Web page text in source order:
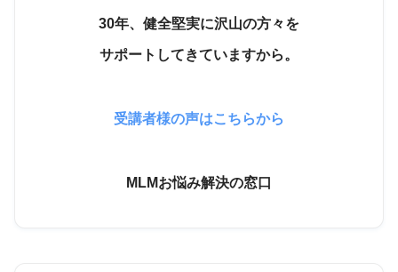
30年、健全堅実に沢山の方々を
サポートしてきていますから。
受講者様の声はこちらから
MLMお悩み解決の窓口